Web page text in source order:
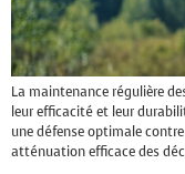
La maintenance régulière
leur efficacité et leur
une défense optimale
atténuation efficace des